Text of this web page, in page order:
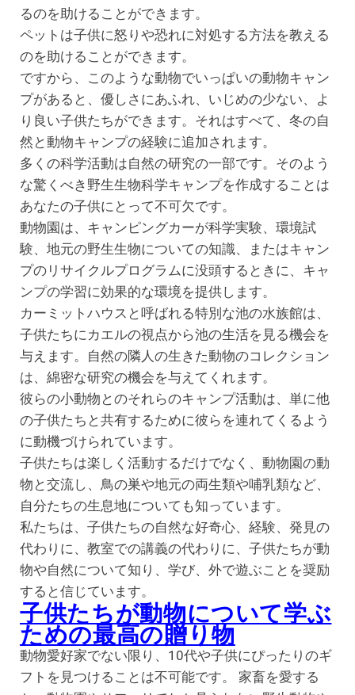
るのを助けることができます。
ペットは子供に怒りや恐れに対処する方法を教える
のを助けることができます。
ですから、このような動物でいっぱいの動物キャン
プがあると、優しさにあふれ、いじめの少ない、よ
り良い子供たちができます。それはすべて、冬の自
然と動物キャンプの経験に追加されます。
多くの科学活動は自然の研究の一部です。そのよう
な驚くべき野生生物科学キャンプを作成することは
あなたの子供にとって不可欠です。
動物園は、キャンピングカーが科学実験、環境試
験、地元の野生生物についての知識、またはキャン
プのリサイクルプログラムに没頭するときに、キャ
ンプの学習に効果的な環境を提供します。
カーミットハウスと呼ばれる特別な池の水族館は、
子供たちにカエルの視点から池の生活を見る機会を
与えます。自然の隣人の生きた動物のコレクション
は、綿密な研究の機会を与えてくれます。
彼らの小動物とのそれらのキャンプ活動は、単に他
の子供たちと共有するために彼らを連れてくるよう
に動機づけられています。
子供たちは楽しく活動するだけでなく、動物園の動
物と交流し、鳥の巣や地元の両生類や哺乳類など、
自分たちの生息地についても知っています。
私たちは、子供たちの自然な好奇心、経験、発見の
代わりに、教室での講義の代わりに、子供たちが動
物や自然について知り、学び、外で遊ぶことを奨励
すると信じています。
子供たちが動物について学ぶ
ための最高の贈り物
動物愛好家でない限り、10代や子供にぴったりのギ
フトを見つけることは不可能です。 家畜を愛する